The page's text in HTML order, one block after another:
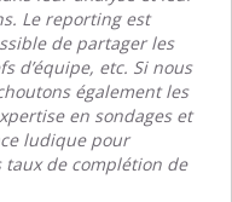
Le reporting est
de partager les
d’équipe, etc. Si nous
également les
en sondages et
ludique pour
de complétion de